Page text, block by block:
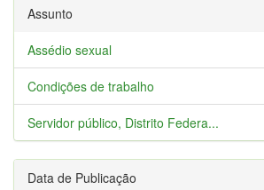
Assunto
Assédio sexual
Condições de trabalho
Servidor público, Distrito Federa...
Data de Publicação